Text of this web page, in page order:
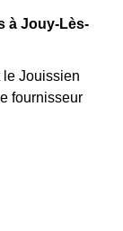
à Jouy-Lès-
le Jouissien
fournisseur